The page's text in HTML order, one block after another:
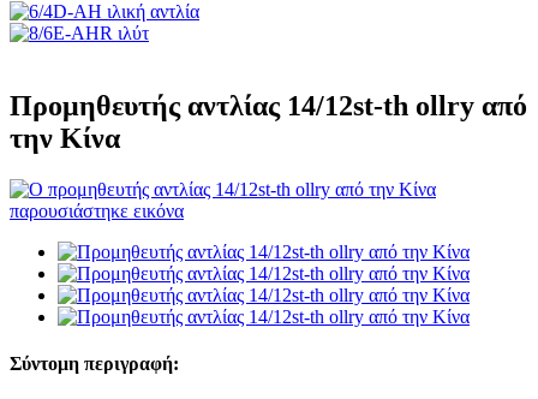
Προμηθευτής αντλίας 14/12st-th ollry από
την Κίνα
Σύντομη περιγραφή: